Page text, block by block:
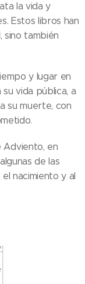
la vida y
Estos libros han
sino también
y lugar en
vida pública, a
su muerte, con
Adviento, en
de las
nacimiento y al